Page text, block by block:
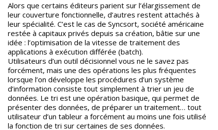
Alors que certains éditeurs parient sur l’élargissement de
leur couverture fonctionnelle, d’autres restent attachés à
leur spécialité. C’est le cas de Syncsort, société américaine
restée à capitaux privés depuis sa création, bâtie sur une
idée : l’optimisation de la vitesse de traitement des
applications à exécution différée (batch).
Utilisateurs d’un outil décisionnel vous ne le savez pas
forcément, mais une des opérations les plus fréquentes
lorsque l’on développe les procédures d’un système
d’information consiste tout simplement à trier un jeu de
données. Le tri est une opération basique, qui permet de
présenter des données, de préparer un traitement… tout
utilisateur d’un tableur a forcément au moins une fois utilisé
la fonction de tri sur certaines de ses données.